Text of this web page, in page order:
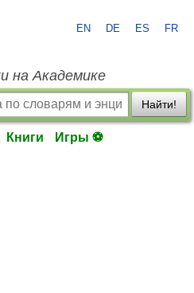
EN DE ES FR
на Академике
Найти!
Книги Игры ⚽